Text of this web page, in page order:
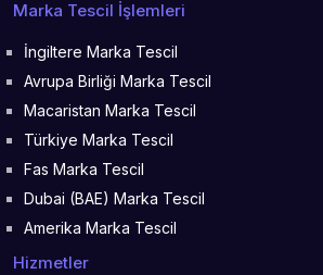
Marka Tescil İşlemleri
İngiltere Marka Tescil
Avrupa Birliği Marka Tescil
Macaristan Marka Tescil
Türkiye Marka Tescil
Fas Marka Tescil
Dubai (BAE) Marka Tescil
Amerika Marka Tescil
Hizmetler